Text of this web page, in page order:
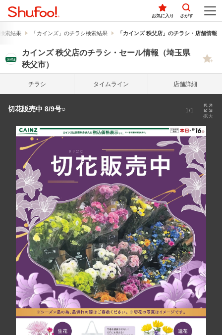
お気に入り さがす
索結果 「カインズ」のチラシ検索結果 「カインズ 秩父店」のチラシ・店舗情報
カインズ 秩父店のチラシ・セール情報（埼玉県
秩父市）
チラシ タイム ライン 店舗詳細
切花販売中 8/9号○ 1/1
拡大